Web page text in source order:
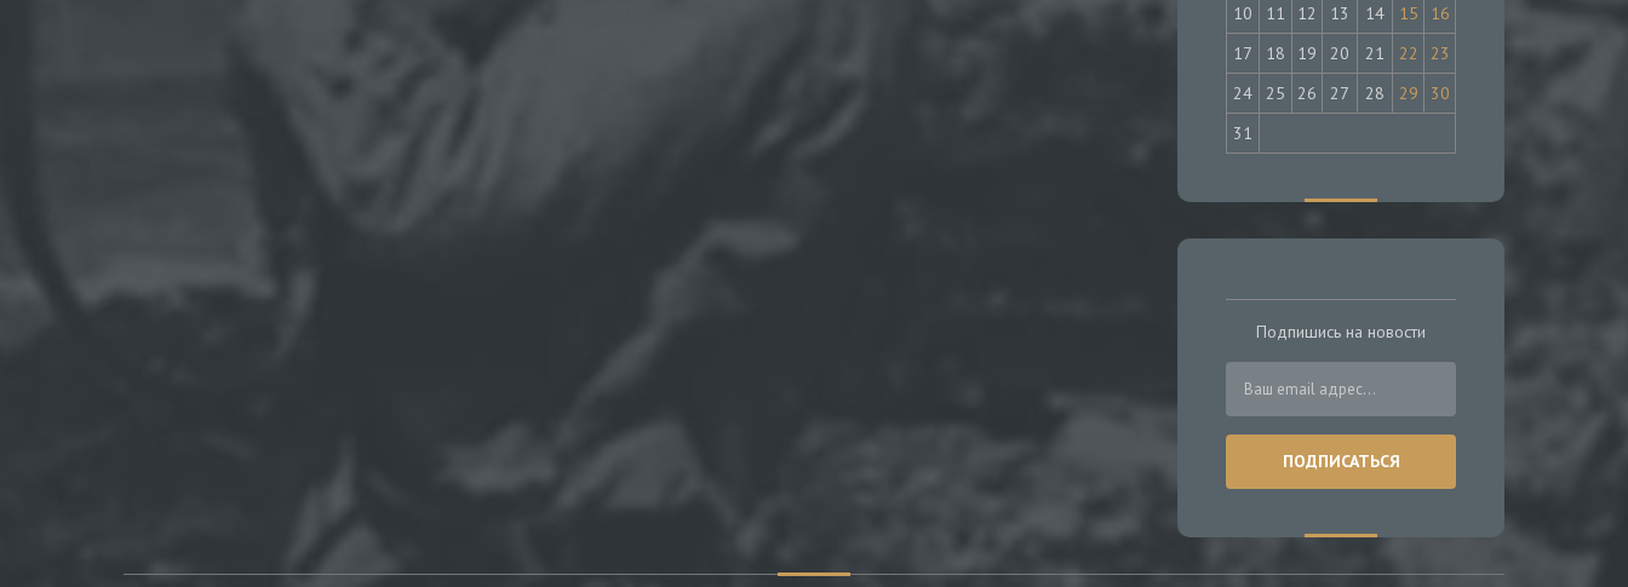
10
11 12 13 14 15
16
17
18 19 20 21 22
23
24
25 26 27 28 29
30
31
Подпишись на новости